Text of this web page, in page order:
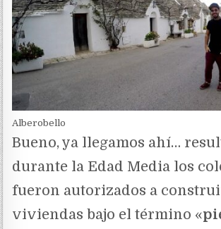
Alberobello
Bueno, ya llegamos ahí…
durante la Edad Media los
fueron autorizados a
viviendas bajo el término «